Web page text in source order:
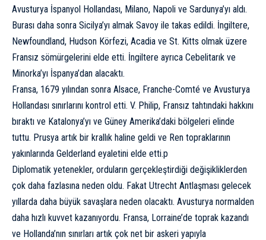
Avusturya İspanyol Hollandası, Milano, Napoli ve Sardunya’yı aldı.
Burası daha sonra Sicilya’yı almak Savoy ile takas edildi. İngiltere,
Newfoundland, Hudson Körfezi, Acadia ve St. Kitts olmak üzere
Fransız sömürgelerini elde etti. İngiltere ayrıca Cebelitarık ve
Minorka’yı İspanya’dan alacaktı.
Fransa, 1679 yılından sonra Alsace, Franche-Comté ve Avusturya
Hollandası sınırlarını kontrol etti. V. Philip, Fransız tahtındaki hakkını
bıraktı ve Katalonya’yı ve Güney Amerika’daki bölgeleri elinde
tuttu. Prusya artık bir krallık haline geldi ve Ren topraklarının
yakınlarında Gelderland eyaletini elde etti.p
Diplomatik yetenekler, orduların gerçekleştirdiği değişikliklerden
çok daha fazlasına neden oldu. Fakat Utrecht Antlaşması gelecek
yıllarda daha büyük savaşlara neden olacaktı. Avusturya normalden
daha hızlı kuvvet kazanıyordu. Fransa, Lorraine’de toprak kazandı
ve Hollanda’nın sınırları artık çok net bir askeri yapıyla